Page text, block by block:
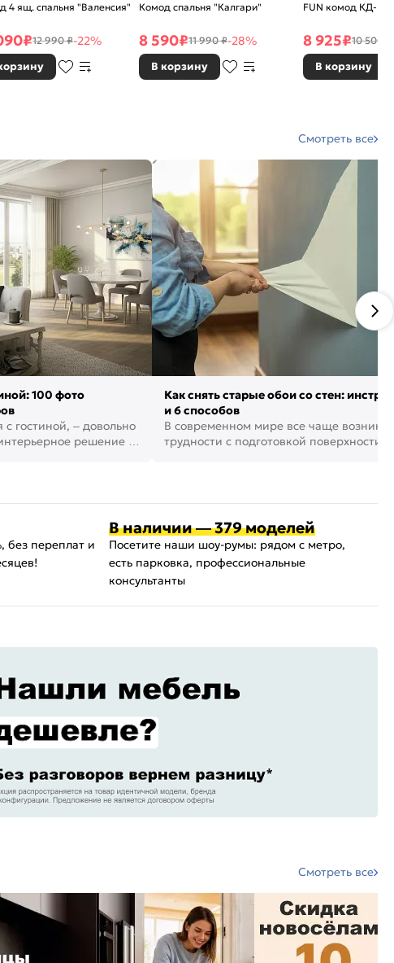
4 ящ. спальня "Валенсия"
₽12 990 ₽-22%
Комод спальня "Калгари"
8 590₽11 990 ₽-28%
В корзину
FUN комод КД-4
8 925₽10 500 ₽
В корзину
Смотреть все
100 фото
гостиной, – довольно
решение в
Как снять старые обои со стен:
и 6 способов
В современном мире все чаще
трудности с подготовкой поверхности
без переплат и
В наличии — 379 моделей
Посетите наши шоу-румы: рядом с метро,
есть парковка, профессиональные
консультанты
Смотреть все